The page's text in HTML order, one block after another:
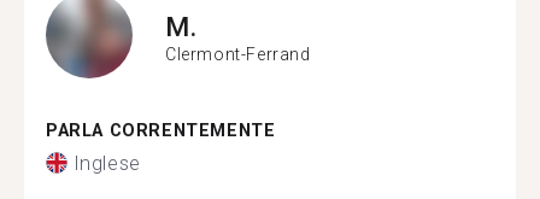
M.
Clermont-Ferrand
PARLA CORRENTEMENTE
Inglese